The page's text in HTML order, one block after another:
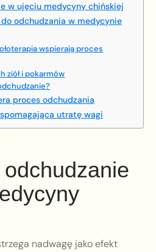
w ujęciu medycyny chińskiej
odchudzania w medycynie
wspierają proces
ziół i pokarmów
proces odchudzania
utratę wagi
nadwagę jako efekt